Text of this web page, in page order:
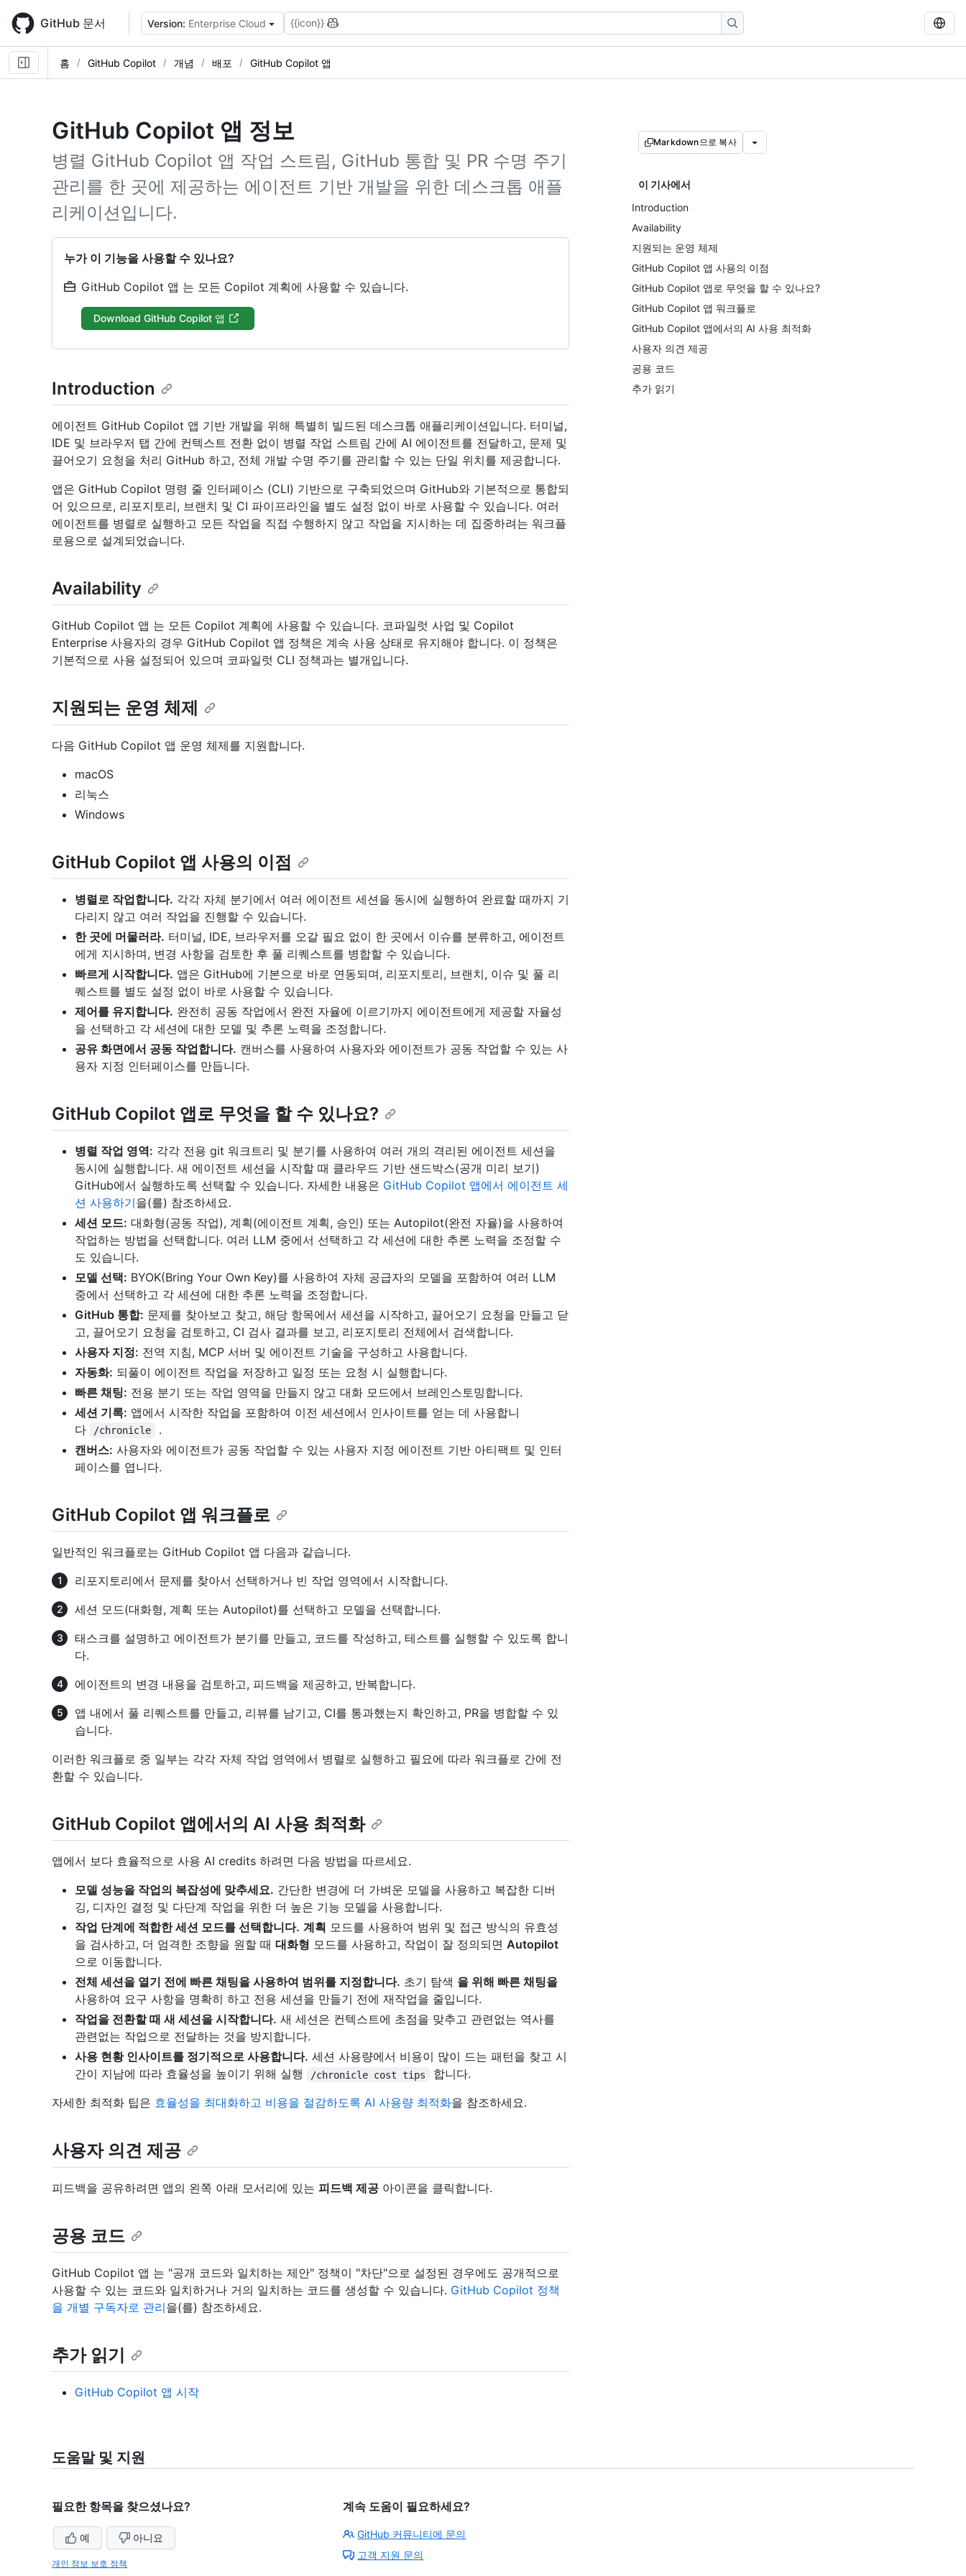
main
content
GitHub 문서 Version: Enterprise Cloud {{icon}}
홈 GitHub Copilot 개념 배포 GitHub Copilot 앱
GitHub Copilot 앱 정보
병렬 GitHub Copilot 앱 작업 스트림, GitHub 통합 및 PR 수명 주기
관리를 한 곳에 제공하는 에이전트 기반 개발을 위한 데스크톱 애플
리케이션입니다.
누가 이 기능을 사용할 수 있나요?
GitHub Copilot 앱 는 모든 Copilot 계획에 사용할 수 있습니다.
Download GitHub Copilot 앱
Markdown으로 복사
이 기사에서
Introduction
Availability
지원되는 운영 체제
GitHub Copilot 앱 사용의 이점
GitHub Copilot 앱로 무엇을 할 수 있나요?
GitHub Copilot 앱 워크플로
GitHub Copilot 앱에서의 AI 사용 최적화
사용자 의견 제공
공용 코드
추가 읽기
Introduction
에이전트 GitHub Copilot 앱 기반 개발을 위해 특별히 빌드된 데스크톱 애플리케이션입니다. 터미널,
IDE 및 브라우저 탭 간에 컨텍스트 전환 없이 병렬 작업 스트림 간에 AI 에이전트를 전달하고, 문제 및
끌어오기 요청을 처리 GitHub 하고, 전체 개발 수명 주기를 관리할 수 있는 단일 위치를 제공합니다.
앱은 GitHub Copilot 명령 줄 인터페이스 (CLI) 기반으로 구축되었으며 GitHub와 기본적으로 통합되
어 있으므로, 리포지토리, 브랜치 및 CI 파이프라인을 별도 설정 없이 바로 사용할 수 있습니다. 여러
에이전트를 병렬로 실행하고 모든 작업을 직접 수행하지 않고 작업을 지시하는 데 집중하려는 워크플
로용으로 설계되었습니다.
Availability
GitHub Copilot 앱 는 모든 Copilot 계획에 사용할 수 있습니다. 코파일럿 사업 및 Copilot
Enterprise 사용자의 경우 GitHub Copilot 앱 정책은 계속 사용 상태로 유지해야 합니다. 이 정책은
기본적으로 사용 설정되어 있으며 코파일럿 CLI 정책과는 별개입니다.
지원되는 운영 체제
다음 GitHub Copilot 앱 운영 체제를 지원합니다.
macOS
리눅스
Windows
GitHub Copilot 앱 사용의 이점
병렬로 작업합니다. 각각 자체 분기에서 여러 에이전트 세션을 동시에 실행하여 완료할 때까지 기
다리지 않고 여러 작업을 진행할 수 있습니다.
한 곳에 머물러라. 터미널, IDE, 브라우저를 오갈 필요 없이 한 곳에서 이슈를 분류하고, 에이전트
에게 지시하며, 변경 사항을 검토한 후 풀 리퀘스트를 병합할 수 있습니다.
빠르게 시작합니다. 앱은 GitHub에 기본으로 바로 연동되며, 리포지토리, 브랜치, 이슈 및 풀 리
퀘스트를 별도 설정 없이 바로 사용할 수 있습니다.
제어를 유지합니다. 완전히 공동 작업에서 완전 자율에 이르기까지 에이전트에게 제공할 자율성
을 선택하고 각 세션에 대한 모델 및 추론 노력을 조정합니다.
공유 화면에서 공동 작업합니다. 캔버스를 사용하여 사용자와 에이전트가 공동 작업할 수 있는 사
용자 지정 인터페이스를 만듭니다.
GitHub Copilot 앱로 무엇을 할 수 있나요?
병렬 작업 영역: 각각 전용 git 워크트리 및 분기를 사용하여 여러 개의 격리된 에이전트 세션을
동시에 실행합니다. 새 에이전트 세션을 시작할 때 클라우드 기반 샌드박스(공개 미리 보기)
GitHub에서 실행하도록 선택할 수 있습니다. 자세한 내용은 GitHub Copilot 앱에서 에이전트 세
션 사용하기을(를) 참조하세요.
세션 모드: 대화형(공동 작업), 계획(에이전트 계획, 승인) 또는 Autopilot(완전 자율)을 사용하여
작업하는 방법을 선택합니다. 여러 LLM 중에서 선택하고 각 세션에 대한 추론 노력을 조정할 수
도 있습니다.
모델 선택: BYOK(Bring Your Own Key)를 사용하여 자체 공급자의 모델을 포함하여 여러 LLM
중에서 선택하고 각 세션에 대한 추론 노력을 조정합니다.
GitHub 통합: 문제를 찾아보고 찾고, 해당 항목에서 세션을 시작하고, 끌어오기 요청을 만들고 닫
고, 끌어오기 요청을 검토하고, CI 검사 결과를 보고, 리포지토리 전체에서 검색합니다.
사용자 지정: 전역 지침, MCP 서버 및 에이전트 기술을 구성하고 사용합니다.
자동화: 되풀이 에이전트 작업을 저장하고 일정 또는 요청 시 실행합니다.
빠른 채팅: 전용 분기 또는 작업 영역을 만들지 않고 대화 모드에서 브레인스토밍합니다.
세션 기록: 앱에서 시작한 작업을 포함하여 이전 세션에서 인사이트를 얻는 데 사용합니
다
/chronicle
.
캔버스: 사용자와 에이전트가 공동 작업할 수 있는 사용자 지정 에이전트 기반 아티팩트 및 인터
페이스를 엽니다.
GitHub Copilot 앱 워크플로
일반적인 워크플로는 GitHub Copilot 앱 다음과 같습니다.
리포지토리에서 문제를 찾아서 선택하거나 빈 작업 영역에서 시작합니다.
세션 모드(대화형, 계획 또는 Autopilot)를 선택하고 모델을 선택합니다.
태스크를 설명하고 에이전트가 분기를 만들고, 코드를 작성하고, 테스트를 실행할 수 있도록 합니
다.
에이전트의 변경 내용을 검토하고, 피드백을 제공하고, 반복합니다.
앱 내에서 풀 리퀘스트를 만들고, 리뷰를 남기고, CI를 통과했는지 확인하고, PR을 병합할 수 있
습니다.
이러한 워크플로 중 일부는 각각 자체 작업 영역에서 병렬로 실행하고 필요에 따라 워크플로 간에 전
환할 수 있습니다.
GitHub Copilot 앱에서의 AI 사용 최적화
앱에서 보다 효율적으로 사용 AI credits 하려면 다음 방법을 따르세요.
모델 성능을 작업의 복잡성에 맞추세요. 간단한 변경에 더 가벼운 모델을 사용하고 복잡한 디버
깅, 디자인 결정 및 다단계 작업을 위한 더 높은 기능 모델을 사용합니다.
작업 단계에 적합한 세션 모드를 선택합니다. 계획 모드를 사용하여 범위 및 접근 방식의 유효성
을 검사하고, 더 엄격한 조향을 원할 때 대화형 모드를 사용하고, 작업이 잘 정의되면 Autopilot
으로 이동합니다.
전체 세션을 열기 전에 빠른 채팅을 사용하여 범위를 지정합니다. 초기 탐색 을 위해 빠른 채팅을
사용하여 요구 사항을 명확히 하고 전용 세션을 만들기 전에 재작업을 줄입니다.
작업을 전환할 때 새 세션을 시작합니다. 새 세션은 컨텍스트에 초점을 맞추고 관련없는 역사를
관련없는 작업으로 전달하는 것을 방지합니다.
사용 현황 인사이트를 정기적으로 사용합니다. 세션 사용량에서 비용이 많이 드는 패턴을 찾고 시
간이 지남에 따라 효율성을 높이기 위해 실행
/chronicle cost tips
합니다.
자세한 최적화 팁은 효율성을 최대화하고 비용을 절감하도록 AI 사용량 최적화을 참조하세요.
사용자 의견 제공
피드백을 공유하려면 앱의 왼쪽 아래 모서리에 있는 피드백 제공 아이콘을 클릭합니다.
공용 코드
GitHub Copilot 앱 는 "공개 코드와 일치하는 제안" 정책이 "차단"으로 설정된 경우에도 공개적으로
사용할 수 있는 코드와 일치하거나 거의 일치하는 코드를 생성할 수 있습니다. GitHub Copilot 정책
을 개별 구독자로 관리을(를) 참조하세요.
추가 읽기
GitHub Copilot 앱 시작
도움말 및 지원
필요한 항목을 찾으셨나요?
예 아니요
개인 정보 보호 정책
계속 도움이 필요하세요?
GitHub 커뮤니티에 문의
고객 지원 문의